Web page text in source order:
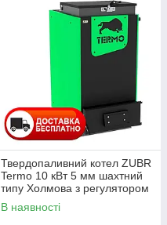
Твердопаливний котел ZUBR
Termo 10 кВт 5 мм шахтний
типу Холмова з регулятором
тяги
В наявності